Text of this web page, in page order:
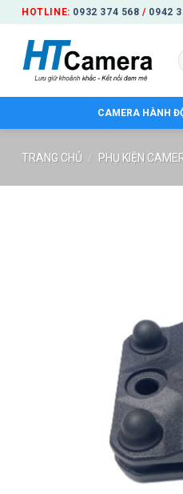
qua
dung
HOTLINE: 0932 374 568 / 0942
CAMERA HÀNH
TRANG CHỦ / PHỤ KIỆN